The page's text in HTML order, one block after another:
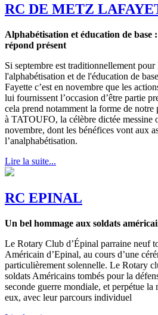
RC DE METZ
Alphabétisation et éducation de base
répond présent
Si septembre est traditionnellement
l'alphabétisation et de l'éducation de
Fayette c’est en novembre que les
lui fournissent l’occasion d’être partie
cela prend notamment la forme de notre
à TATOUFO, la célèbre dictée messine
novembre, dont les bénéfices vont aux
l’analphabétisation.
Lire la suite...
RC EPINAL
Un bel hommage aux soldats
Le Rotary Club d’Épinal parraine neuf
Américain d’Epinal, au cours d’une
particulièrement solennelle. Le Rotary
soldats Américains tombés pour la
seconde guerre mondiale, et perpétue la
eux, avec leur parcours individuel